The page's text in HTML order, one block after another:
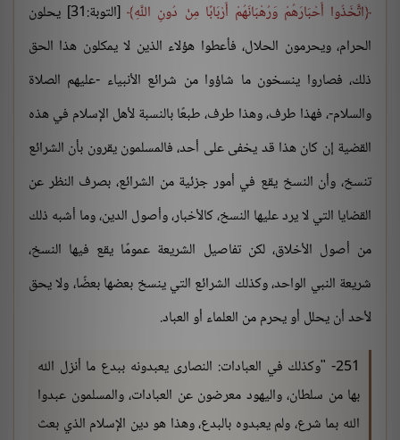
اتَّخَذُوا أَحْبَارَهُمْ وَرُهْبَانَهُمْ أَرْبَابًا مِنْ دُونِ اللَّهِ
[التوبة:31] يحلون
الحرام، ويحرمون الحلال، فأعطوا هؤلاء الذين لا يمكلون هذا الحق
ذلك، فصاروا ينسخون ما شاؤوا من شرائع الأنبياء -عليهم الصلاة
والسلام-، فهذا طرف، وهذا طرف، طبعًا بالنسبة لأهل الإسلام في هذه
القضية إن كان هذا قد يخفى على أحد، فالمسلمون يقرون بأن الشرائع
تنسخ، وأن النسخ يقع في أمور جزئية من الشرائع، بصرف النظر عن
القضايا التي لا يرد عليها النسخ، كالأخبار، وأصول الدين، وما أشبه ذلك
من أصول الأخلاق، لكن تفاصيل الشريعة عمومًا يقع فيها النسخ،
شريعة النبي الواحد، وكذلك الشرائع التي ينسخ بعضها بعضًا، ولا يحق
لأحد أن يحلل أو يحرم من العلماء أو العباد.
251- "وكذلك في العبادات: النصارى يعبدونه ببدع ما أنزل الله
بها من سلطان، واليهود معرضون عن العبادات، والمسلمون عبدوا
الله بما شرع، ولم يعبدوه بالبدع، وهذا هو دين الإسلام الذي بعث